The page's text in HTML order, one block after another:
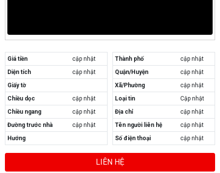
Giá tiền
cập nhật
Diện tích
cập nhật
Giấy tờ
Chiều dọc
cập nhật
Chiều ngang
cập nhật
Đường trước nhà
cập nhật
Hướng
Thành phố
cập nhật
Quận/Huyện
cập nhật
Xã/Phường
cập nhật
Loại tin
Cập nhật
Địa chỉ
cập nhật
Tên người liên hệ
cập nhật
Số điện thoại
cập nhật
LIÊN HỆ